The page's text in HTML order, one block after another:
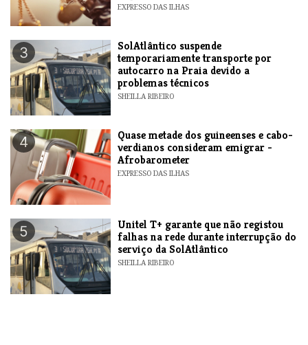
EXPRESSO DAS ILHAS
3
SolAtlântico suspende
temporariamente transporte por
autocarro na Praia devido a
problemas técnicos
SHEILLA RIBEIRO
4
Quase metade dos guineenses e cabo-
verdianos consideram emigrar -
Afrobarometer
EXPRESSO DAS ILHAS
5
Unitel T+ garante que não registou
falhas na rede durante interrupção do
serviço da SolAtlântico
SHEILLA RIBEIRO